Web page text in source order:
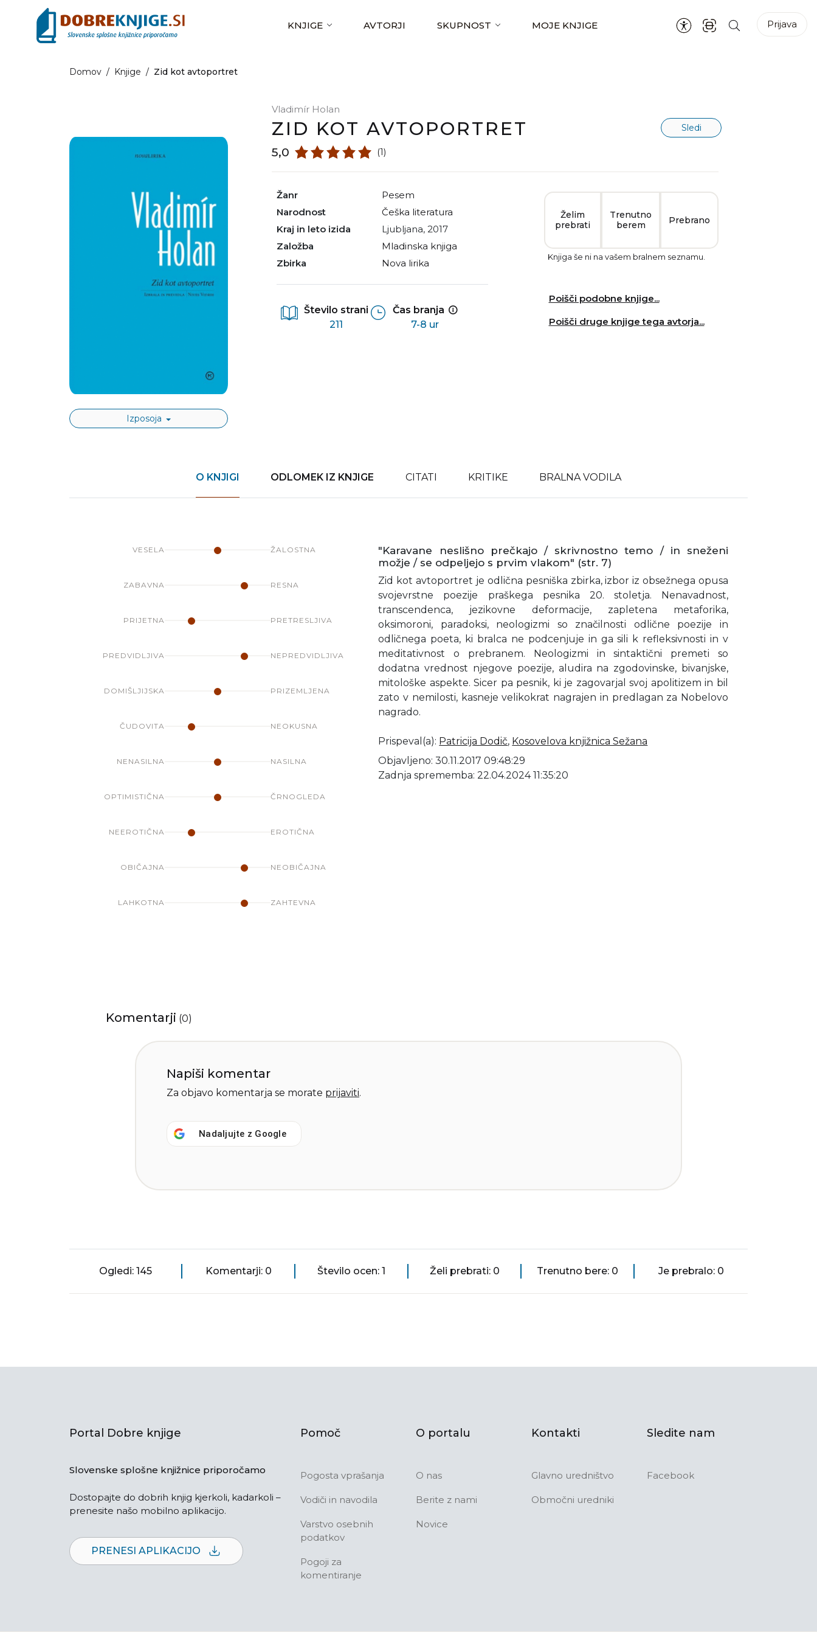
KNJIGE AVTORJI SKUPNOST MOJE KNJIGE Prijava
Domov / Knjige / Zid kot avtoportret
Izposoja
Vladimír Holan
ZID KOT AVTOPORTRET Sledi
5,0 (1)
Žanr
pesem
Narodnost
češka literatura
Kraj in leto izida
Ljubljana, 2017
Založba
Mladinska knjiga
Zbirka
Nova lirika
Število strani
211
Čas branja
7-8 ur
Želim
prebrati
Trenutno
berem
Prebrano
Knjiga še ni na vašem bralnem seznamu.
Poišči podobne knjige...
Poišči druge knjige tega avtorja...
O KNJIGI ODLOMEK IZ KNJIGE CITATI KRITIKE BRALNA VODILA
VESELA ŽALOSTNA
ZABAVNA RESNA
PRIJETNA PRETRESLJIVA
PREDVIDLJIVA NEPREDVIDLJIVA
DOMIŠLJIJSKA PRIZEMLJENA
ČUDOVITA NEOKUSNA
NENASILNA NASILNA
OPTIMISTIČNA ČRNOGLEDA
NEEROTIČNA EROTIČNA
OBIČAJNA NEOBIČAJNA
LAHKOTNA ZAHTEVNA
"Karavane neslišno prečkajo / skrivnostno temo / in sneženi
možje / se odpeljejo s prvim vlakom" (str. 7)
Zid kot avtoportret je odlična pesniška zbirka, izbor iz obsežnega opusa
svojevrstne poezije praškega pesnika 20. stoletja. Nenavadnost,
transcendenca, jezikovne deformacije, zapletena metaforika,
oksimoroni, paradoksi, neologizmi so značilnosti odlične poezije in
odličnega poeta, ki bralca ne podcenjuje in ga sili k refleksivnosti in v
meditativnost o prebranem. Neologizmi in sintaktični premeti so
dodatna vrednost njegove poezije, aludira na zgodovinske, bivanjske,
mitološke aspekte. Sicer pa pesnik, ki je zagovarjal svoj apolitizem in bil
zato v nemilosti, kasneje velikokrat nagrajen in predlagan za Nobelovo
nagrado.
Prispeval(a): Patricija Dodič, Kosovelova knjižnica Sežana
Objavljeno: 30.11.2017 09:48:29
Zadnja sprememba: 22.04.2024 11:35:20
Komentarji (0)
Napiši komentar
Za objavo komentarja se morate prijaviti.
Nadaljujte z Google
Ogledi: 145 Komentarji: 0 Število ocen: 1 Želi prebrati: 0 Trenutno bere: 0 Je prebralo: 0
Portal Dobre knjige
Slovenske splošne knjižnice priporočamo
Dostopajte do dobrih knjig kjerkoli, kadarkoli –
prenesite našo mobilno aplikacijo.
PRENESI APLIKACIJO
Pomoč
Pogosta vprašanja
Vodiči in navodila
Varstvo osebnih
podatkov
Pogoji za
komentiranje
O portalu
O nas
Berite z nami
Novice
Kontakti
Glavno uredništvo
Območni uredniki
Sledite nam
Facebook